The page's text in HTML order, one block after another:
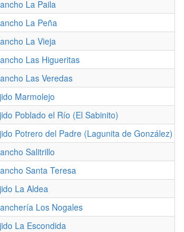
La Paila
La Peña
La Vieja
Las Higueritas
Las Veredas
Marmolejo
Poblado el Río (El Sabinito)
Potrero del Padre (Lagunita de González)
Salitrillo
Santa Teresa
La Aldea
Los Nogales
La Escondida